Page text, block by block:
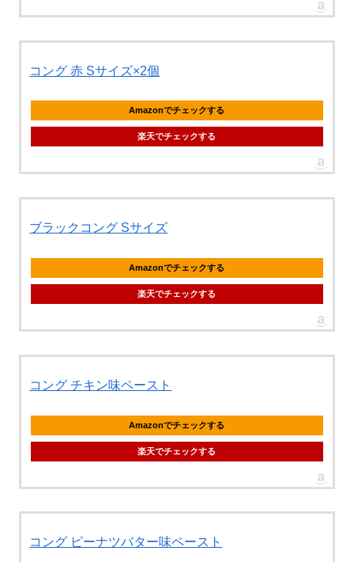
コング 赤 Sサイズ×2個
Amazonでチェックする
楽天でチェックする
ブラックコング Sサイズ
Amazonでチェックする
楽天でチェックする
コング チキン味ペースト
Amazonでチェックする
楽天でチェックする
コング ピーナツバター味ペースト